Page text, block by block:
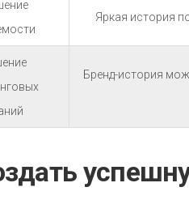
Яркая история
Бренд-история